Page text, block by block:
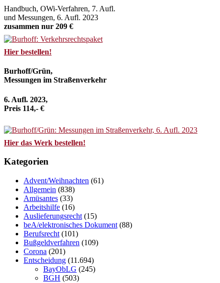
Handbuch, OWi-Verfahren, 7. Aufl.
und Messungen, 6. Aufl. 2023
zusammen nur 209 €
Hier bestellen!
Burhoff/Grün,
Messungen im Straßenverkehr
6. Aufl. 2023,
Preis 114,- €
Hier das Werk bestellen!
Kategorien
Advent/Weihnachten (61)
Allgemein (838)
Amüsantes (33)
Arbeitshilfe (16)
Auslieferungsrecht (15)
beA/elektronisches Dokument (88)
Berufsrecht (101)
Bußgeldverfahren (109)
Corona (201)
Entscheidung (11.694)
BayObLG (245)
BGH (503)